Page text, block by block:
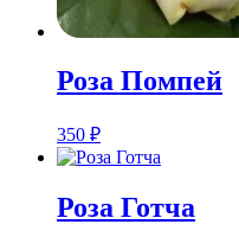
Розa Помпей
350 ₽
Розa Готча